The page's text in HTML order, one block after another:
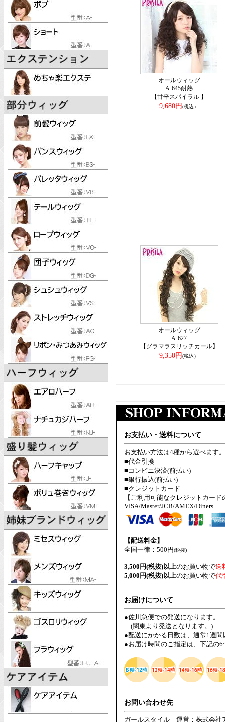
オールウィッグ
A-645耐熱
【甘辛スパイラル 】
9,680円(税込）
オールウィッグ
A-627
【グラマラスリッチカール】
9,350円(税込）
お支払い・送料について
お支払い方法は4種から選べます。
■代金引換
■コンビニ決済(前払い)
■銀行振込(前払い)
■クレジットカード
【ご利用可能なクレジットカード
VISA/Master/JCB/AMEX/Diners
【配送料金】
全国一律：500円(税抜)
3,500円(税抜)以上のお買い物で送
5,000円(税抜)以上のお買い物で代
お届けについて
●佐川急便での発送になります。
(関東より発送となります。)
●配送にかかる日数は、通常1週
●お届け時間のご指定は、下記の
お問い合わせ先
ガールスタイル 運営：株式会社